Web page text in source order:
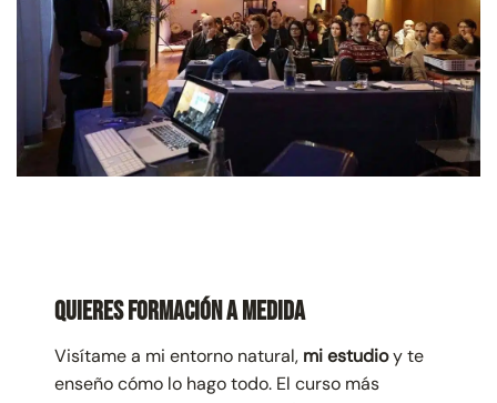
Quieres Formación a Medida
Visítame a mi entorno natural, mi estudioy te
enseño cómo lo hago todo. El curso más